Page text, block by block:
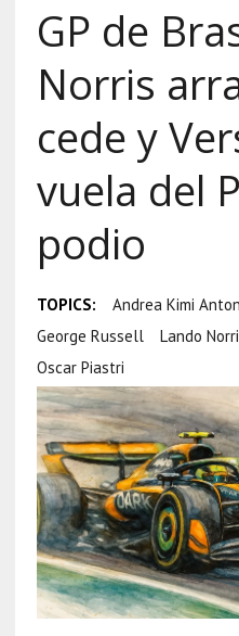
GP de
Norris
cede y
vuela del
podio
TOPICS: Andrea Kimi
George Russell
Lando
Oscar Piastri